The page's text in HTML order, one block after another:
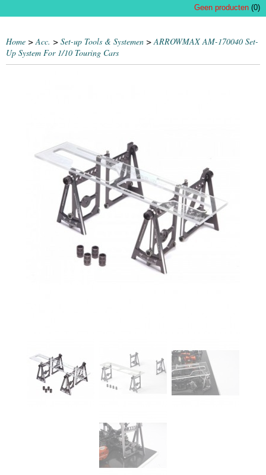
Geen producten (0)
Home >Acc. > Set-up Tools & Systemen >ARROWMAX AM-170040 Set-
Up System For 1/10 Touring Cars